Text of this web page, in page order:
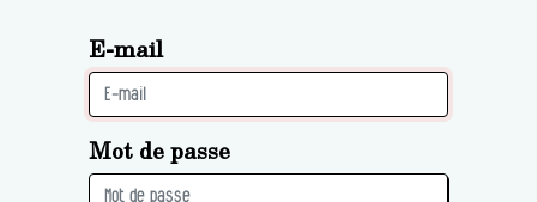
E-mail
Mot de passe